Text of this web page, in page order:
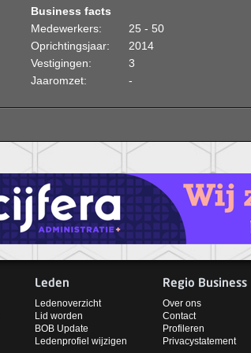
Business facts
Medewerkers:
25 - 50
Oprichtingsjaar:
2014
Vestigingen:
3
Jaaromzet:
-
Leden
Ledenoverzicht
Lid worden
BOB Update
Ledenprofiel wijzigen
Regio Business
Over ons
Contact
Profileren
Privacystatement